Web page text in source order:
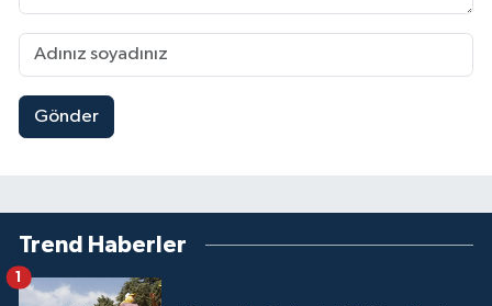
Gönder
Trend Haberler
1